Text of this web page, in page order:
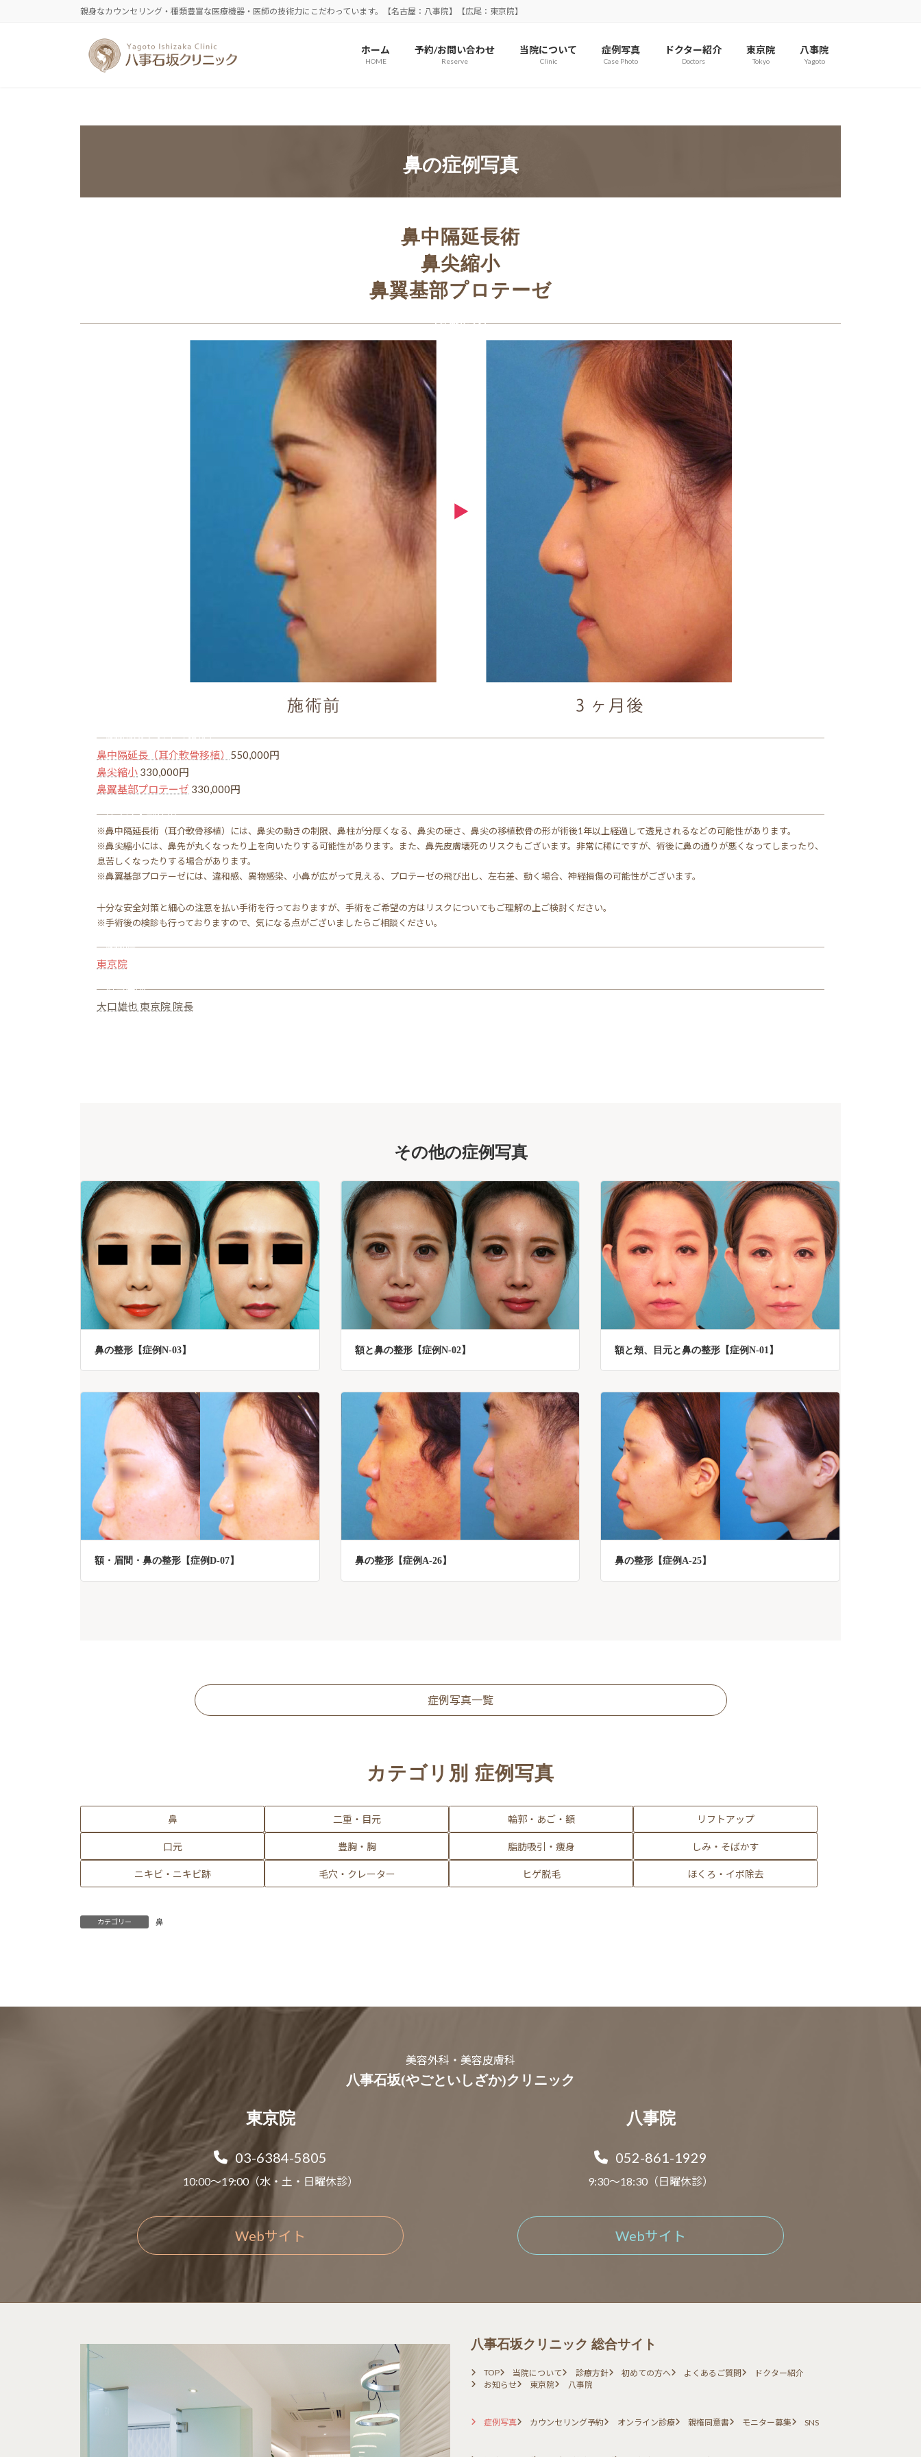
親身なカウンセリング・種類豊富な医療機器・医師の技術力にこだわっています。【名古屋：八事院】【広尾：東京院】
ホーム
HOME
予約/お問い合わせ
Reserve
当院について
Clinic
症例写真
Case Photo
ドクター紹介
Doctors
東京院
Tokyo
八事院
Yagoto
鼻の症例写真
鼻中隔延長術
鼻尖縮小
鼻翼基部プロテーゼ
【症例A-23】
施術内容と料金（税込）
鼻中隔延長（耳介軟骨移植） 550,000円
鼻尖縮小 330,000円
鼻翼基部プロテーゼ 330,000円
リスク・副作用
※鼻中隔延長術（耳介軟骨移植）には、鼻尖の動きの制限、鼻柱が分厚くなる、鼻尖の硬さ、鼻尖の移植軟骨の形が術後1年以上経過して透見されるなどの可能性があります。
※鼻尖縮小には、鼻先が丸くなったり上を向いたりする可能性があります。また、鼻先皮膚壊死のリスクもございます。非常に稀にですが、術後に鼻の通りが悪くなってしまったり、
息苦しくなったりする場合があります。
※鼻翼基部プロテーゼには、違和感、異物感染、小鼻が広がって見える、プロテーゼの飛び出し、左右差、動く場合、神経損傷の可能性がございます。
十分な安全対策と細心の注意を払い手術を行っておりますが、手術をご希望の方はリスクについてもご理解の上ご検討ください。
※手術後の検診も行っておりますので、気になる点がございましたらご相談ください。
施術院
東京院
担当医師
大口雄也 東京院 院長
その他の症例写真
鼻の整形【症例N-03】 額と鼻の整形【症例N-02】 額と頬、目元と鼻の整形【症例N-01】
額・眉間・鼻の整形【症例D-07】 鼻の整形【症例A-26】 鼻の整形【症例A-25】
症例写真一覧
カテゴリ別 症例写真
鼻 二重・目元 輪郭・あご・額 リフトアップ
口元 豊胸・胸 脂肪吸引・痩身 しみ・そばかす
ニキビ・ニキビ跡 毛穴・クレーター ヒゲ脱毛 ほくろ・イボ除去
カテゴリー 鼻
美容外科・美容皮膚科
八事石坂(やごといしざか)クリニック
東京院
03-6384-5805
10:00～19:00（水・土・日曜休診）
Webサイト
八事院
052-861-1929
9:30～18:30（日曜休診）
Webサイト
八事石坂クリニック 総合サイト
TOP 当院について 診療方針 初めての方へ よくあるご質問
ドクター紹介
お知らせ
東京院 八事院
症例写真 カウンセリング予約 オンライン診療 親権同意書 モニター募集 SNS